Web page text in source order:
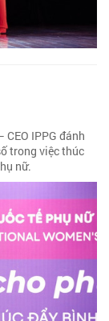
CEO IPPG đánh
trong việc thúc
nữ.